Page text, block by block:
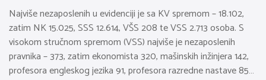
Najviše nezaposlenih u evidenciji je sa KV spremom – 18.102,
zatim NK 15.025, SSS 12.614, VŠS 208 te VSS 2.713 osoba. S
visokom stručnom spremom (VSS) najviše je nezaposlenih
pravnika – 373, zatim ekonomista 320, mašinskih inžinjera 142,
profesora engleskog jezika 91, profesora razredne nastave 85…